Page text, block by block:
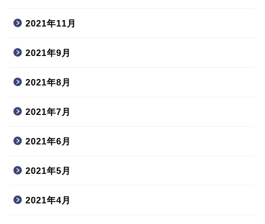
2021年11月
2021年9月
2021年8月
2021年7月
2021年6月
2021年5月
2021年4月